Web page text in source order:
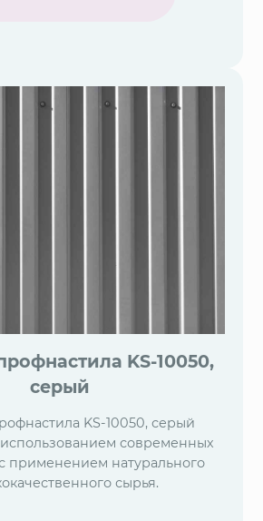
KS-10050,
серый
KS-10050, серый
использованием современных
применением натурального
сырья.